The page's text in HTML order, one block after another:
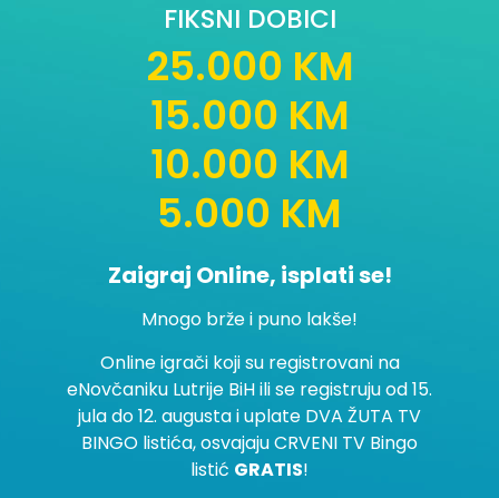
FIKSNI DOBICI
25.000 KM
15.000 KM
10.000 KM
5.000 KM
Zaigraj Online, isplati se!
Mnogo brže i puno lakše!
Online igrači koji su registrovani na
eNovčaniku Lutrije BiH ili se registruju od 15.
jula do 12. augusta i uplate DVA ŽUTA TV
BINGO listića, osvajaju CRVENI TV Bingo
listić GRATIS!